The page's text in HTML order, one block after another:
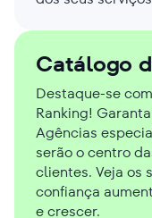
Catálogo
Destaque-se
Ranking!
Agências
serão o centro
clientes. Veja os
confiança
e crescer.